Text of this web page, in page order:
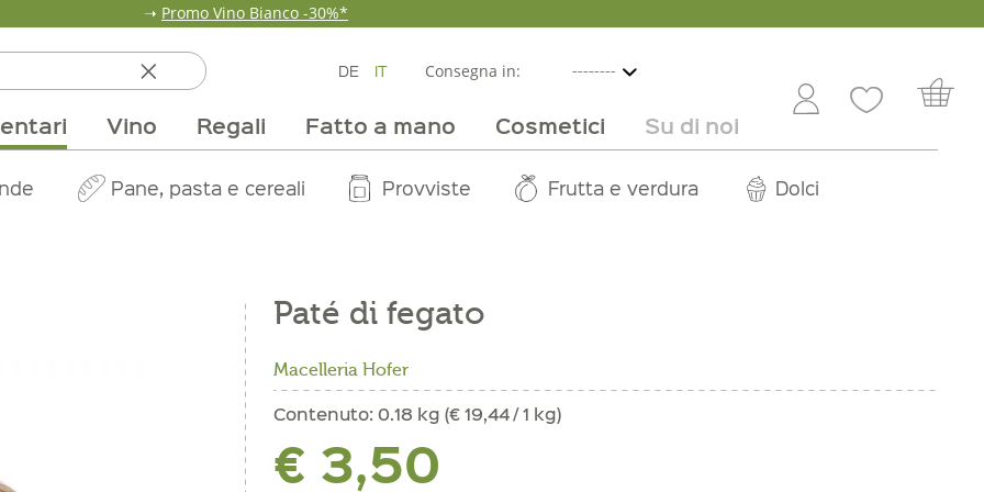
➝ Promo Vino Bianco -30%*
DE IT Consegna in:
Vino Regali Fatto a mano Cosmetici Su di noi
Mondo delle fragole Mondo delle albicocche
Pane, pasta e cereali Provviste Frutta e verdura Dolci
Occasione Selezioni vino Vini in offerta
Borse e confezioni
& fragranze
Team Nostri mercati Pur Exclusive Online Rivenditori Service Carriera
Paté di fegato
Macelleria Hofer
Contenuto:0.18 kg (€ 19,44 / 1 kg)
€ 3,50